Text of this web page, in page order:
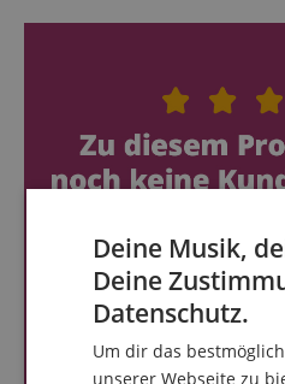
Deine Musik,
Deine
Datenschutz.
Um dir das
unserer Webseite zu